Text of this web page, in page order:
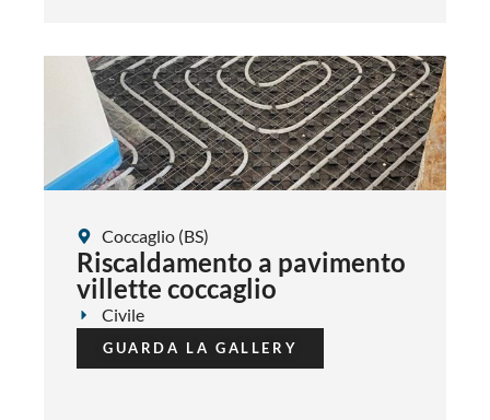
Coccaglio (BS)
Riscaldamento a pavimento
villette coccaglio
Civile
GUARDA LA GALLERY